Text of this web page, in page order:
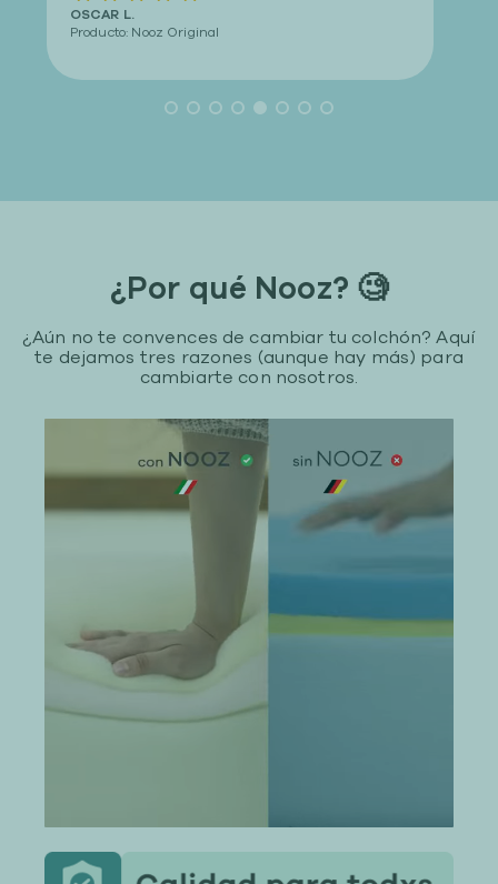
Original
¿Por qué Nooz? 🧐
¿Aún no te convences de cambiar tu colchón? Aquí
te dejamos tres razones (aunque hay más) para
cambiarte con nosotros.